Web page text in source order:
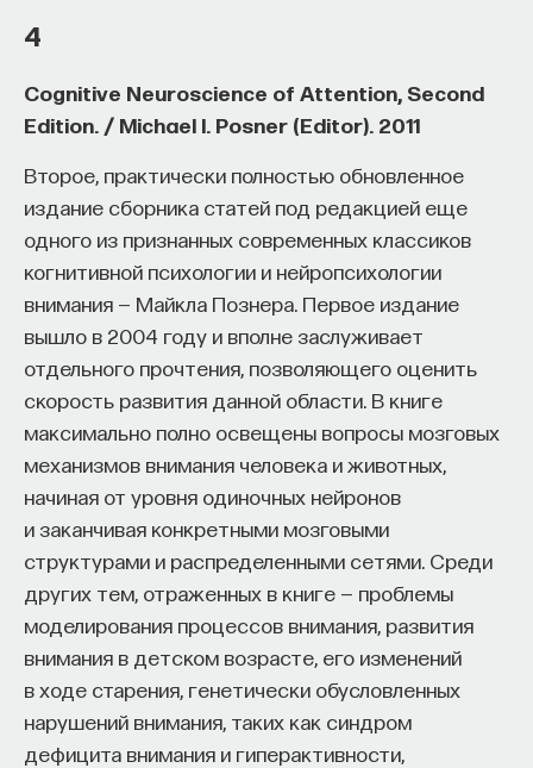
4
Cognitive Neuroscience of Attention, Second
Edition. / Michael I. Posner (Editor). 2011
Второе, практически полностью обновленное
издание сборника статей под редакцией еще
одного из признанных современных классиков
когнитивной психологии и нейропсихологии
внимания — Майкла Познера. Первое издание
вышло в 2004 году и вполне заслуживает
отдельного прочтения, позволяющего оценить
скорость развития данной области. В книге
максимально полно освещены вопросы мозговых
механизмов внимания человека и животных,
начиная от уровня одиночных нейронов
и заканчивая конкретными мозговыми
структурами и распределенными сетями. Среди
других тем, отраженных в книге — проблемы
моделирования процессов внимания, развития
внимания в детском возрасте, его изменений
в ходе старения, генетически обусловленных
нарушений внимания, таких как синдром
дефицита внимания и гиперактивности,
как показали исследования в области развития
нервной системы, а особенно в эпигенетике
[3 ]наука, исследующая изменения активности
вопрос некорректен: мы ни то ни другое. Наша
суть — даже не комбинация воспитания
и природы — скорее их постоянное
взаимодействие. Гены кодируют
не определенные черты, а, пожалуй, механизмы,
процессы и отдельные составляющие
взаимодействия между клеточной и не клеточной
средами. Генетика и развитие, в принципе,
системные процессы.
, очевидна, если вы изучаете внутреннее
и приблизительный проект того, что должно
выбран, как ни странно, поддается влиянию. Если
пересадить кусочек зрительной зоны коры
головного мозга в слуховую зону, подсаженные
клетки станут себя вести так, будто они